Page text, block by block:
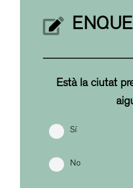
Està la ciutat
Sí
No